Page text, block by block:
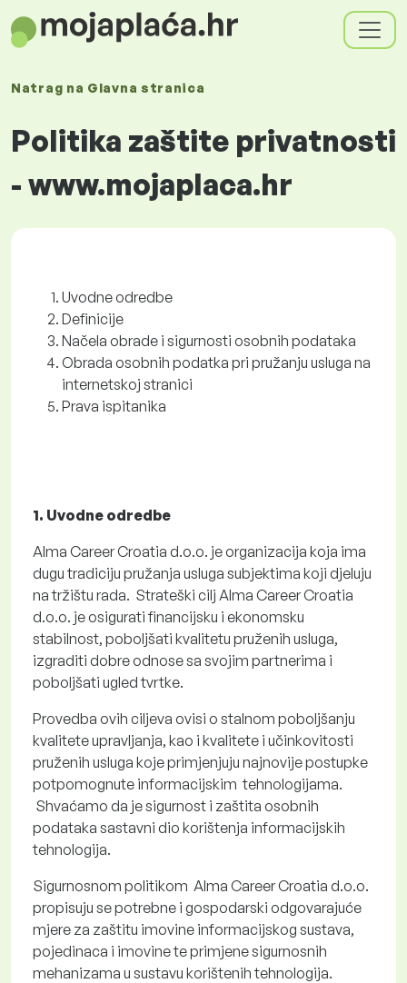
Natrag na Glavna stranica
Politika zaštite privatnosti
- www.mojaplaca.hr
Uvodne odredbe
Definicije
Načela obrade i sigurnosti osobnih podataka
Obrada osobnih podatka pri pružanju usluga na
internetskoj stranici
Prava ispitanika
1. Uvodne odredbe
Alma Career Croatia d.o.o. je organizacija koja ima
dugu tradiciju pružanja usluga subjektima koji djeluju
na tržištu rada. Strateški cilj Alma Career Croatia
d.o.o. je osigurati financijsku i ekonomsku
stabilnost, poboljšati kvalitetu pruženih usluga,
izgraditi dobre odnose sa svojim partnerima i
poboljšati ugled tvrtke.
Provedba ovih ciljeva ovisi o stalnom poboljšanju
kvalitete upravljanja, kao i kvalitete i učinkovitosti
pruženih usluga koje primjenjuju najnovije postupke
potpomognute informacijskim tehnologijama.
Shvaćamo da je sigurnost i zaštita osobnih
podataka sastavni dio korištenja informacijskih
tehnologija.
Sigurnosnom politikom Alma Career Croatia d.o.o.
propisuju se potrebne i gospodarski odgovarajuće
mjere za zaštitu imovine informacijskog sustava,
pojedinaca i imovine te primjene sigurnosnih
mehanizama u sustavu korištenih tehnologija.